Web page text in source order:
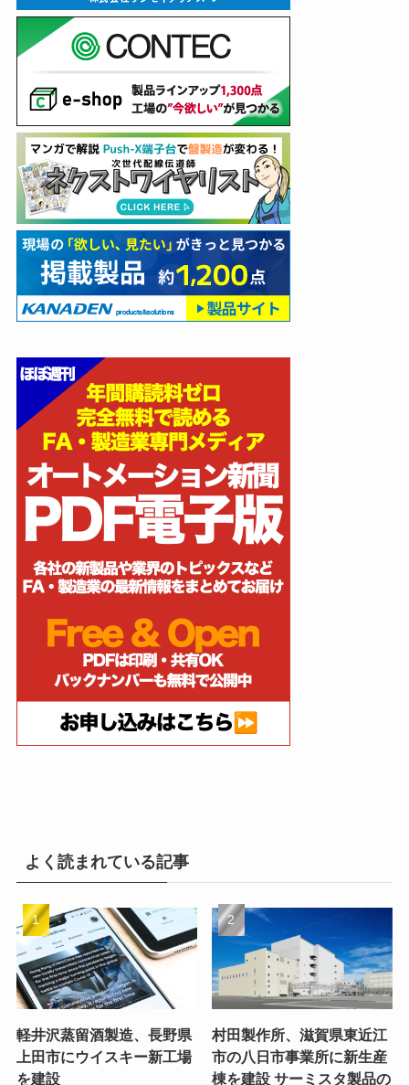
よく読まれている記事
軽井沢蒸留酒製造、長野県
上田市にウイスキー新工場
を建設
村田製作所、滋賀県東近江
市の八日市事業所に新生産
棟を建設 サーミスタ製品の